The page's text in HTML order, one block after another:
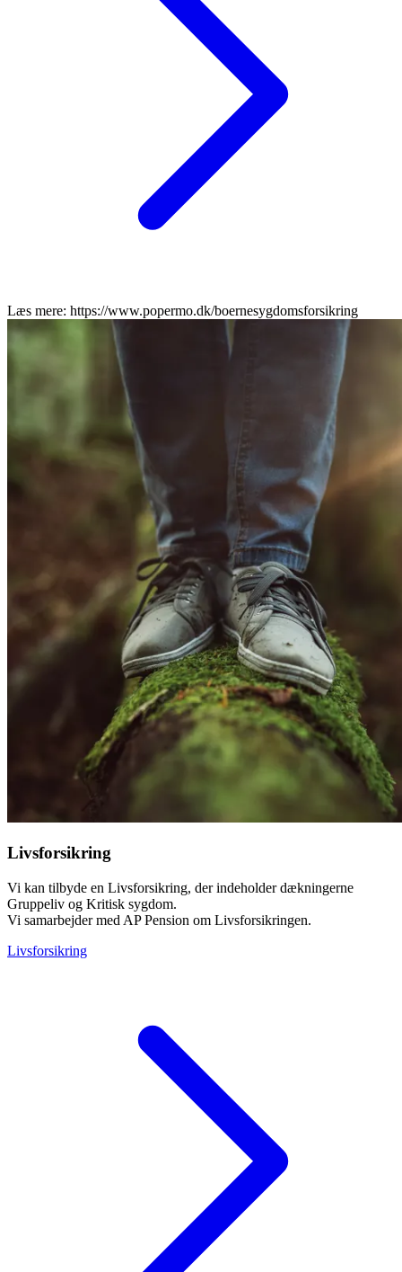
Læs mere: https://www.popermo.dk/boernesygdomsforsikring
Livsforsikring
Vi kan tilbyde en Livsforsikring, der indeholder dækningerne
Gruppeliv og Kritisk sygdom.
Vi samarbejder med AP Pension om Livsforsikringen.
Livsforsikring